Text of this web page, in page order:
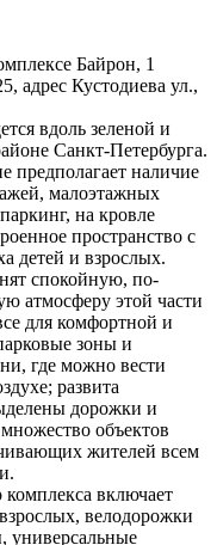
Байрон, 1
адрес Кустодиева ул.,
вдоль зеленой и
Санкт-Петербурга.
предполагает наличие
малоэтажных
на кровле
пространство с
детей и взрослых.
спокойную, по-
атмосферу этой части
для комфортной и
зоны и
где можно вести
развита
дорожки и
объектов
жителей всем
включает
велодорожки
универсальные